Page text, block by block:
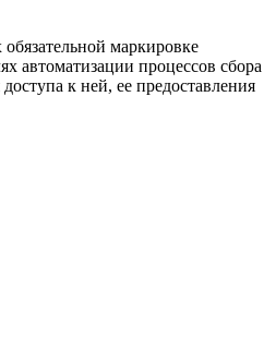
маркировке
автоматизации процессов сбора
к ней, ее предоставления